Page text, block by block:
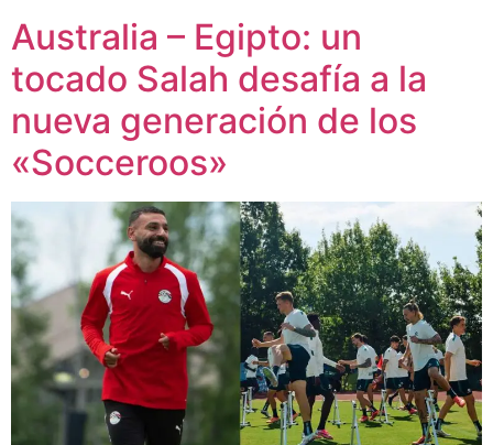
Australia – Egipto: un
tocado Salah desafía a la
nueva generación de los
«Socceroos»